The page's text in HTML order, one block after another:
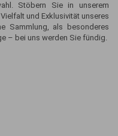
Stöbern Sie in unserem
und Exklusivität unseres
Sammlung, als besonderes
– bei uns werden Sie fündig.